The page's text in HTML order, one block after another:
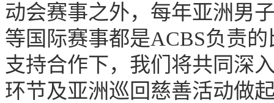
动会赛事之外，每年亚洲男
等国际赛事都是ACBS负责
支持合作下，我们将共同深
环节及亚洲巡回慈善活动做